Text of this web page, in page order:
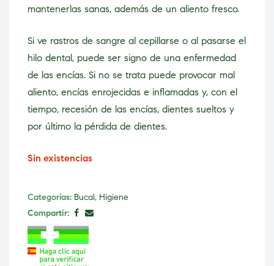
mantenerlas sanas, además de un aliento fresco.
Si ve rastros de sangre al cepillarse o al pasarse el
hilo dental, puede ser signo de una enfermedad
de las encías. Si no se trata puede provocar mal
aliento, encías enrojecidas e inflamadas y, con el
tiempo, recesión de las encías, dientes sueltos y
por último la pérdida de dientes.
Sin existencias
Categorías: Bucal, Higiene
Compartir: